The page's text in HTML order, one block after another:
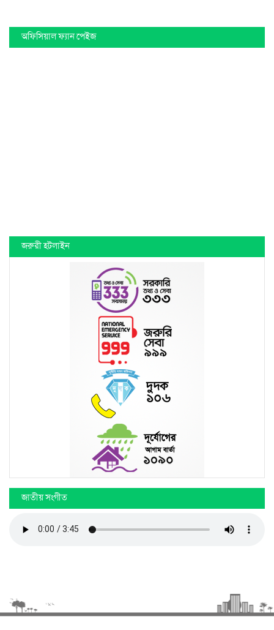
অফিসিয়াল ফ্যান পেইজ
জরুরী হটলাইন
জাতীয় সংগীত